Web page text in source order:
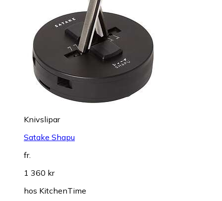
Knivslipar
Satake Shapu
fr.
1 360 kr
hos KitchenTime